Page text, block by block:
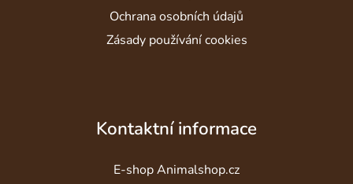
Ochrana osobních údajů
Zásady používání cookies
Kontaktní informace
E-shop Animalshop.cz